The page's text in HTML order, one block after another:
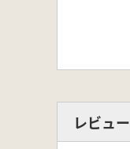
レビュー